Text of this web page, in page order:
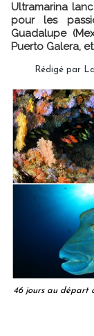
Ultramarina
pour les
Guadalupe
Puerto Galera,
Rédigé par
46 jours au départ